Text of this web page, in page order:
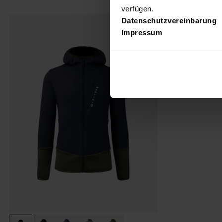
verfügen.
Datenschutzvereinbarung
Impressum
FW25